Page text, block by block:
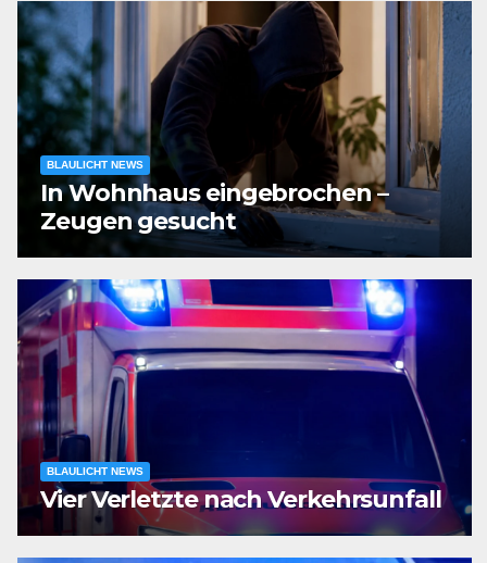
BLAULICHT NEWS
In Wohnhaus eingebrochen –
Zeugen gesucht
BLAULICHT NEWS
Vier Verletzte nach Verkehrsunfall